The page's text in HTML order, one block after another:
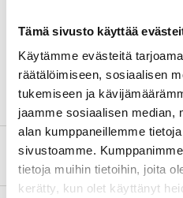
Tämä sivusto käyttää
Käytämme evästeitä
räätälöimiseen, sosiaalisen
tukemiseen ja
jaamme sosiaalisen median,
alan kumppaneillemme
sivustoamme.
tietoja muihin tietoihin, joita
kerätty, kun olet käyttänyt
Material
Quantity
About the manufacturer